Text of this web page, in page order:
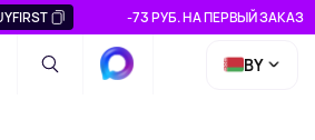
-73 РУБ. НА ПЕРВЫЙ ЗАКАЗ
BY